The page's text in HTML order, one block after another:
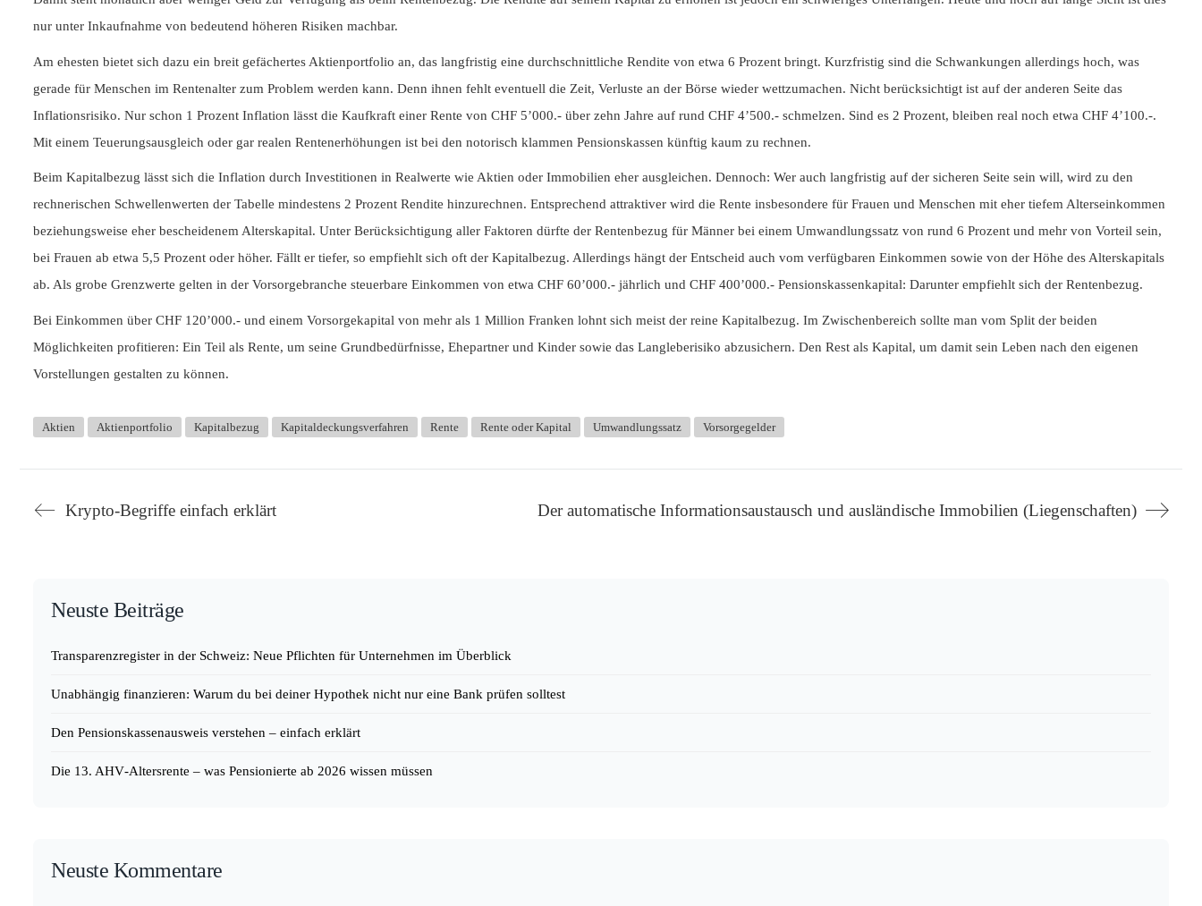
nur unter Inkaufnahme von bedeutend höheren Risiken machbar.
Am ehesten bietet sich dazu ein breit gefächertes Aktienportfolio an, das langfristig eine durchschnittliche Rendite von etwa 6 Prozent bringt. Kurzfristig sind die Schwankungen allerdings hoch, was
gerade für Menschen im Rentenalter zum Problem werden kann. Denn ihnen fehlt eventuell die Zeit, Verluste an der Börse wieder wettzumachen. Nicht berücksichtigt ist auf der anderen Seite das
Inflationsrisiko. Nur schon 1 Prozent Inflation lässt die Kaufkraft einer Rente von CHF 5’000.- über zehn Jahre auf rund CHF 4’500.- schmelzen. Sind es 2 Prozent, bleiben real noch etwa CHF 4’100.-.
Mit einem Teuerungsausgleich oder gar realen Rentenerhöhungen ist bei den notorisch klammen Pensionskassen künftig kaum zu rechnen.
Beim Kapitalbezug lässt sich die Inflation durch Investitionen in Realwerte wie Aktien oder Immobilien eher ausgleichen. Dennoch: Wer auch langfristig auf der sicheren Seite sein will, wird zu den
rechnerischen Schwellenwerten der Tabelle mindestens 2 Prozent Rendite hinzurechnen. Entsprechend attraktiver wird die Rente insbesondere für Frauen und Menschen mit eher tiefem Alterseinkommen
beziehungsweise eher bescheidenem Alterskapital. Unter Berücksichtigung aller Faktoren dürfte der Rentenbezug für Männer bei einem Umwandlungssatz von rund 6 Prozent und mehr von Vorteil sein,
bei Frauen ab etwa 5,5 Prozent oder höher. Fällt er tiefer, so empfiehlt sich oft der Kapitalbezug. Allerdings hängt der Entscheid auch vom verfügbaren Einkommen sowie von der Höhe des Alterskapitals
ab. Als grobe Grenzwerte gelten in der Vorsorgebranche steuerbare Einkommen von etwa CHF 60’000.- jährlich und CHF 400’000.- Pensionskassenkapital: Darunter empfiehlt sich der Rentenbezug.
Bei Einkommen über CHF 120’000.- und einem Vorsorgekapital von mehr als 1 Million Franken lohnt sich meist der reine Kapitalbezug. Im Zwischenbereich sollte man vom Split der beiden
Möglichkeiten profitieren: Ein Teil als Rente, um seine Grundbedürfnisse, Ehepartner und Kinder sowie das Langleberisiko abzusichern. Den Rest als Kapital, um damit sein Leben nach den eigenen
Vorstellungen gestalten zu können.
Aktien Aktienportfolio Kapitalbezug Kapitaldeckungsverfahren Rente Rente oder Kapital Umwandlungssatz Vorsorgegelder
Krypto-Begriffe einfach erklärt Der automatische Informationsaustausch und ausländische Immobilien (Liegenschaften)
Neuste Beiträge
Transparenzregister in der Schweiz: Neue Pflichten für Unternehmen im Überblick
Unabhängig finanzieren: Warum du bei deiner Hypothek nicht nur eine Bank prüfen solltest
Den Pensionskassenausweis verstehen – einfach erklärt
Die 13. AHV‑Altersrente – was Pensionierte ab 2026 wissen müssen
Neuste Kommentare